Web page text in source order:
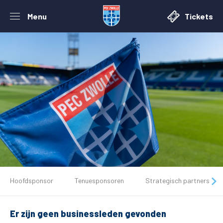
Menu Tickets
Tickets
Matchdays
Hoofdsponsor Tenuesponsoren Strategisch partners
Er zijn geen businessleden gevonden